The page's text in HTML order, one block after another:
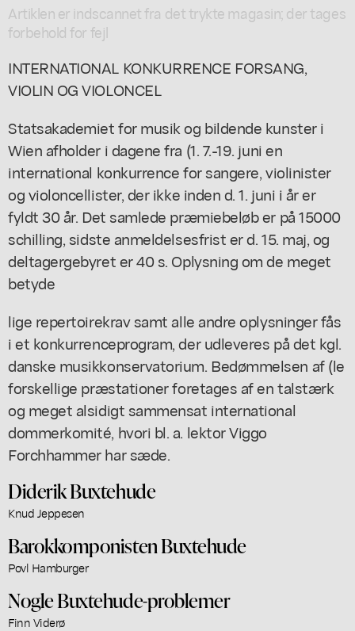
Artiklen er indscannet fra det trykte magasin; der tages
forbehold for fejl
INTERNATIONAL KONKURRENCE FORSANG,
VIOLIN OG VIOLONCEL
Statsakademiet for musik og bildende kunster i
Wien afholder i dagene fra (1. 7.-19. juni en
international konkurrence for sangere, violinister
og violoncellister, der ikke inden d. 1. juni i år er
fyldt 30 år. Det samlede præmiebeløb er på 15000
schilling, sidste anmeldelsesfrist er d. 15. maj, og
deltagergebyret er 40 s. Oplysning om de meget
betyde
lige repertoirekrav samt alle andre oplysninger fås
i et konkurrenceprogram, der udleveres på det kgl.
danske musikkonservatorium. Bedømmelsen af (le
forskellige præstationer foretages af en talstærk
og meget alsidigt sammensat international
dommerkomité, hvori bl. a. lektor Viggo
Forchhammer har sæde.
Diderik Buxtehude
Knud Jeppesen
Barokkomponisten Buxtehude
Povl Hamburger
Nogle Buxtehude-problemer
Finn Viderø